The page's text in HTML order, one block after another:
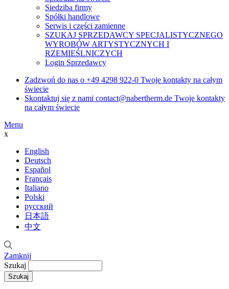
Siedziba firmy
Spółki handlowe
Serwis i części zamienne
SZUKAJ SPRZEDAWCY SPECJALISTYCZNEGO
WYROBÓW ARTYSTYCZNYCH I
RZEMIEŚLNICZYCH
Login Sprzedawcy
Zadzwoń do nas o +49 4298 922-0 Twoje kontakty na całym
świecie
Skontaktuj się z nami contact@nabertherm.de Twoje kontakty
na całym świecie
Menu
x
English
Deutsch
Español
Français
Italiano
Polski
русский
日本語
中文
Zamknij
Szukaj